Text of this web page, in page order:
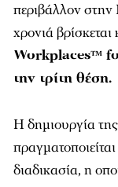
περιβάλλον
χρονιά
Workplaces™
την τρίτη θέση.
Η δημιουργία
διαδικασία, η